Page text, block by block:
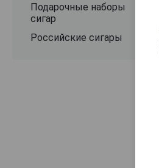
Подарочные наборы
сигар
Российские сигары